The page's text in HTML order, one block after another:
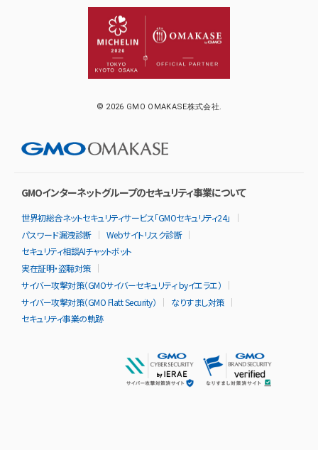
© 2026 GMO OMAKASE株式会社.
GMOインターネットグループのセキュリティ事業について
世界初総合ネットセキュリティサービス「GMOセキュリティ24」
パスワード漏洩診断
Webサイトリスク診断
セキュリティ相談AIチャットボット
実在証明・盗聴対策
サイバー攻撃対策（GMOサイバーセキュリティ byイエラエ）
サイバー攻撃対策（GMO Flatt Security）
なりすまし対策
セキュリティ事業の軌跡